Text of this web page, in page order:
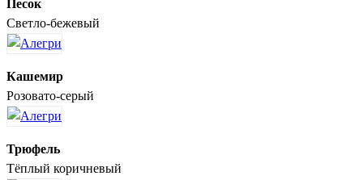
Песок
Светло-бежевый
Кашемир
Розовато-серый
Трюфель
Тёплый коричневый